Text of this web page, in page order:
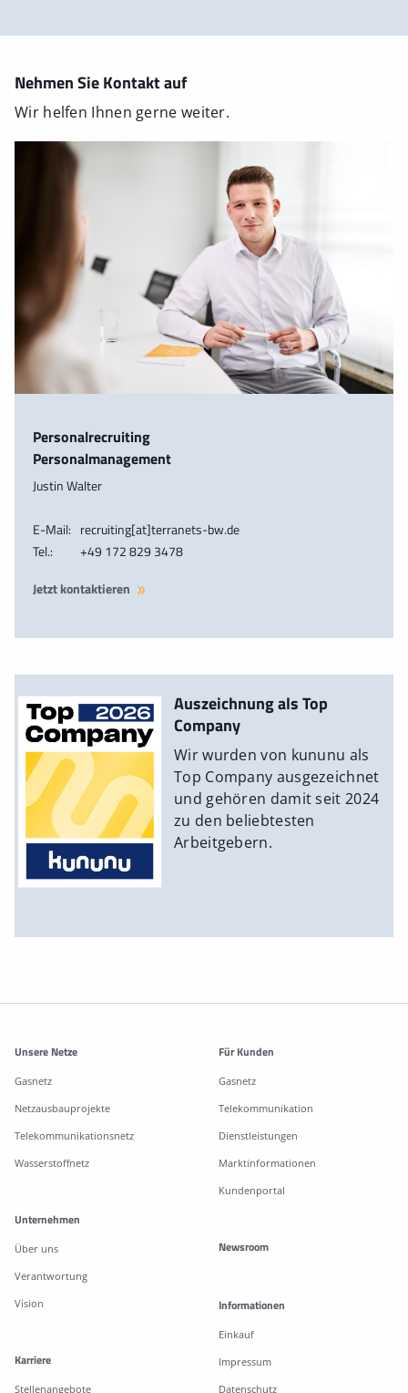
Nehmen Sie Kontakt auf
Wir helfen Ihnen gerne weiter.
Personalrecruiting
Personalmanagement
Justin Walter
E-Mail: recruiting[at]terranets-bw.de
Tel.:
+49 172 829 3478
Jetzt kontaktieren
Auszeichnung als Top
Company
Wir wurden von kununu als
Top Company ausgezeichnet
und gehören damit seit 2024
zu den beliebtesten
Arbeitgebern.
Weitere Informationen
Unsere Netze
Gasnetz
Netzausbauprojekte
Telekommunikationsnetz
Wasserstoffnetz
Für Kunden
Gasnetz
Telekommunikation
Dienstleistungen
Marktinformationen
Kundenportal
Unternehmen
Über uns
Verantwortung
Vision
Karriere
Stellenangebote
Newsroom
Informationen
Einkauf
Impressum
Datenschutz